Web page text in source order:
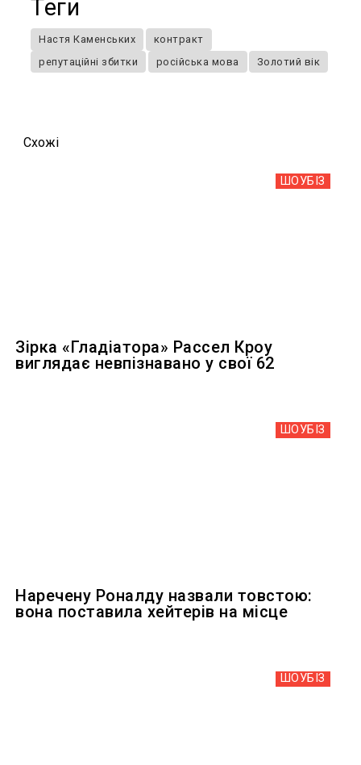
Теги
Настя Каменських
контракт
репутаційні збитки
російська мова Золотий вік
Схожi
ШОУБIЗ
Зірка «Гладіатора» Рассел Кроу
виглядає невпізнавано у свої 62
ШОУБIЗ
Наречену Роналду назвали товстою:
вона поставила хейтерів на місце
ШОУБIЗ